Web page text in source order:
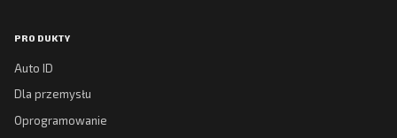
PRODUKTY
Auto ID
Dla przemysłu
Oprogramowanie